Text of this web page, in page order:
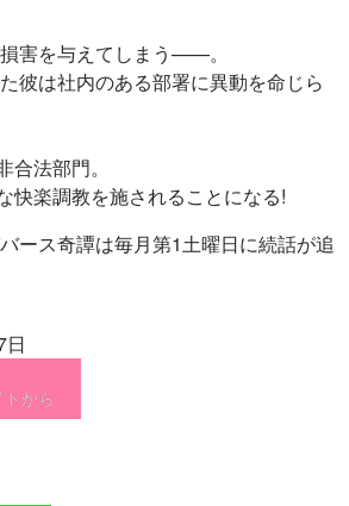
害を与えてしまう——。
彼は社内のある部署に異動を命じら
法部門。
快楽調教を施されることになる!
ース奇譚は毎月第1土曜日に続話が追
日
から